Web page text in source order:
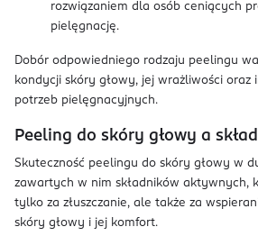
rozwiązaniem dla osób ceniących
pielęgnację.
Dobór odpowiedniego rodzaju peelingu
kondycji skóry głowy, jej wrażliwości oraz
potrzeb pielęgnacyjnych.
Peeling do skóry głowy a
Skuteczność peelingu do skóry głowy w
zawartych w nim składników aktywnych,
tylko za złuszczanie, ale także za
skóry głowy i jej komfort.